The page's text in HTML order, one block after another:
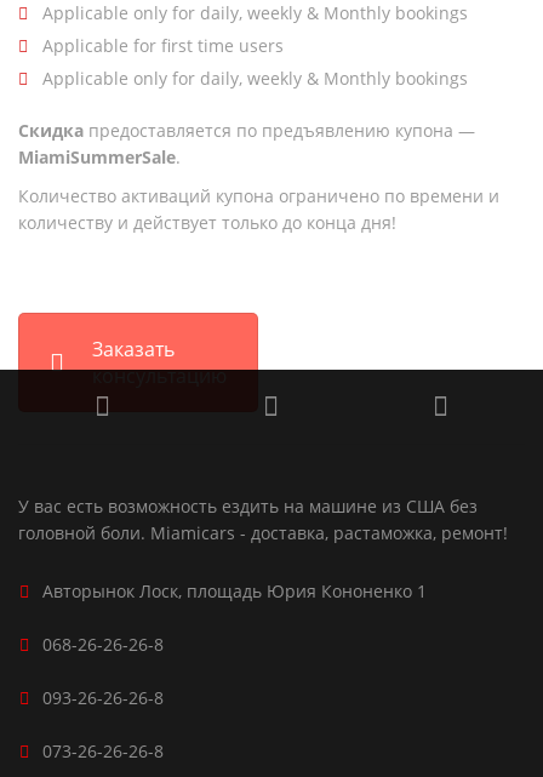
Applicable only for daily, weekly & Monthly bookings
Applicable for first time users
Applicable only for daily, weekly & Monthly bookings
Скидка предоставляется по предъявлению купона —
MiamiSummerSale.
Количество активаций купона ограничено по времени и
количеству и действует только до конца дня!
Заказать
консультацию
У вас есть возможность ездить на машине из США без
головной боли. Miamicars - доставка, растаможка, ремонт!
Авторынок Лоск, площадь Юрия Кононенко 1
068-26-26-26-8
093-26-26-26-8
073-26-26-26-8